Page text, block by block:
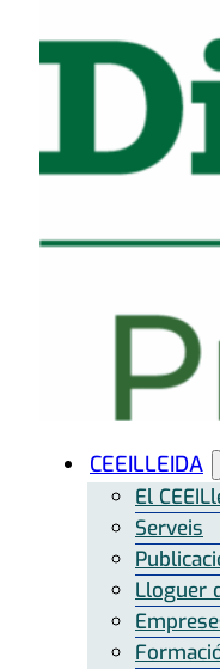
CEEILLEIDA
El
Serveis
Lloguer